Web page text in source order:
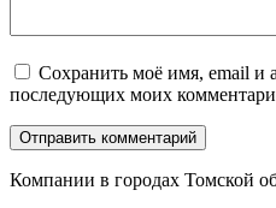
Сохранить моё имя, email и
последующих моих
Компании в городах Томской